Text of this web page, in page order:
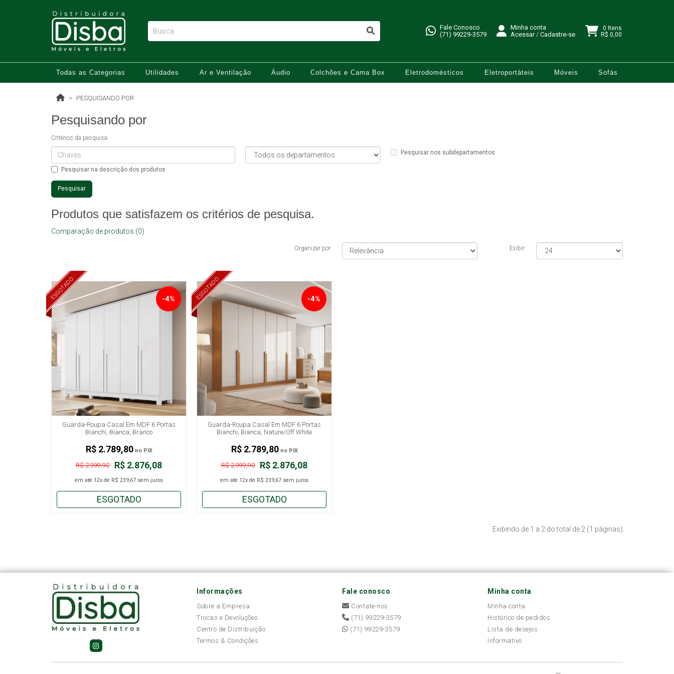
Fale Conosco
(71) 99229-3579
Minha conta
Acessar/ Cadastre-se
0 Itens
R$ 0,00
Todas as Categorias Utilidades Ar e Ventilação Áudio Colchões e Cama Box Eletrodomésticos Eletroportáteis Móveis Sofás
PESQUISANDO POR
Pesquisando por
Critérios da pesquisa:
Pesquisar nos subdepartamentos
Pesquisar na descrição dos produtos
Produtos que satisfazem os critérios de pesquisa.
Comparação de produtos (0)
Organizar por: Exibir:
ESGOTADO
Guarda-Roupa Casal Em MDF 6 Portas
Bianchi, Bianca, Branco
R$ 2.876,08
R$ 2.999,90
-4%
em até 12x de R$ 239,67 sem juros
R$ 2.789,80no PIX
ESGOTADO
ESGOTADO
Guarda-Roupa Casal Em MDF 6 Portas
Bianchi, Bianca, Nature/Off White
R$ 2.876,08
R$ 2.999,90
-4%
em até 12x de R$ 239,67 sem juros
R$ 2.789,80no PIX
ESGOTADO
Exibindo de 1 a 2 do total de 2 (1 páginas)
Informações
Sobre a Empresa
Trocas e Devoluções
Centro de Distribuição
Termos & Condições
Fale conosco
Contate-nos
(71) 99229-3579
(71) 99229-3579
Minha conta
Minha conta
Histórico de pedidos
Lista de desejos
Informativo